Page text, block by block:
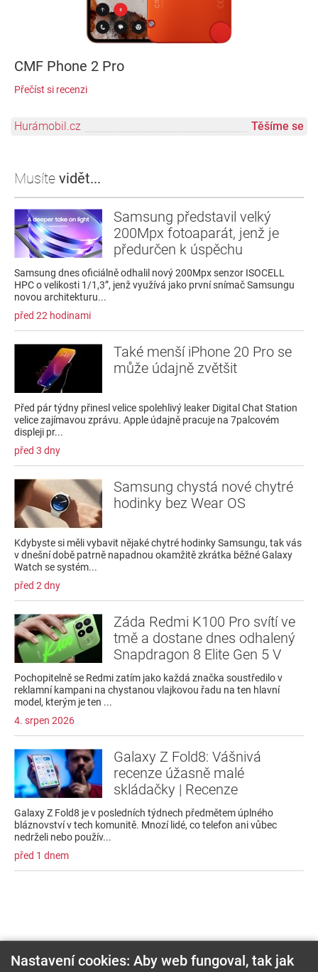
CMF Phone 2 Pro
Přečíst si recenzi
Hurámobil.cz Těšíme se
Musíte vidět...
Samsung představil velký
200Mpx fotoaparát, jenž je
předurčen k úspěchu
Samsung dnes oficiálně odhalil nový 200Mpx senzor ISOCELL
HPC o velikosti 1/1,3”, jenž využívá jako první snímač Samsungu
novou architekturu...
před 22 hodinami
Také menší iPhone 20 Pro se
může údajně zvětšit
Před pár týdny přinesl velice spolehlivý leaker Digital Chat Station
velice zajímavou zprávu. Apple údajně pracuje na 7palcovém
displeji pr...
před 3 dny
Samsung chystá nové chytré
hodinky bez Wear OS
Kdybyste si měli vybavit nějaké chytré hodinky Samsungu, tak vás
v dnešní době patrně napadnou okamžitě zkrátka běžné Galaxy
Watch se systém...
před 2 dny
Záda Redmi K100 Pro svítí ve
tmě a dostane dnes odhalený
Snapdragon 8 Elite Gen 5 V
Pochopitelně se Redmi zatím jako každá značka soustředilo v
reklamní kampani na chystanou vlajkovou řadu na ten hlavní
model, kterým je ten ...
4. srpen 2026
Galaxy Z Fold8: Vášnivá
recenze úžasně malé
skládačky | Recenze
Galaxy Z Fold8 je v posledních týdnech předmětem úplného
bláznovství v tech komunitě. Mnozí lidé, co telefon ani vůbec
nedrželi nebo použív...
před 1 dnem
Nastavení cookies: Aby web fungoval, tak jak